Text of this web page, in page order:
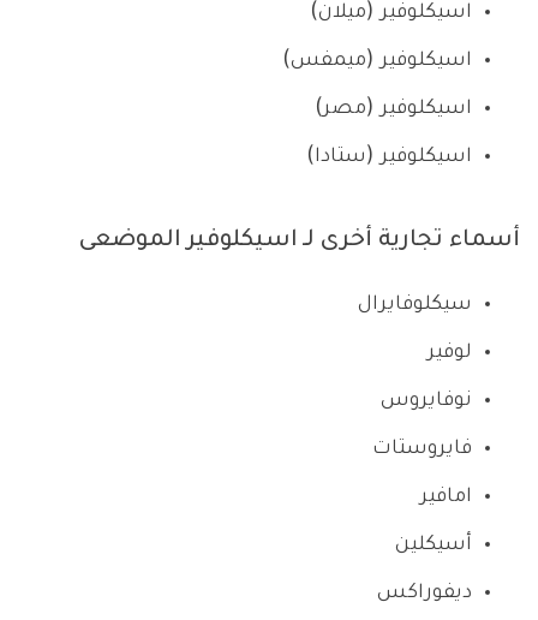
اسيكلوفير (ميلان)
اسيكلوفير (ميمفس)
اسيكلوفير (مصر)
اسيكلوفير (ستادا)
أسماء تجارية أخرى لـ اسيكلوفير الموضعى
سيكلوفايرال
لوفير
نوفايروس
فايروستات
امافير
أسيكلين
ديفوراكس